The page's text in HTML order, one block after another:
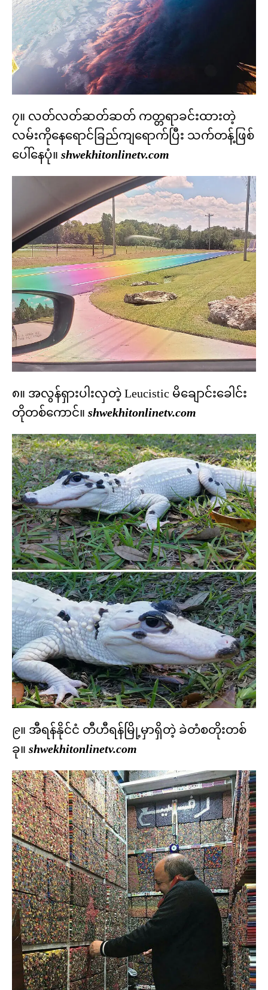
၇။ လတ်လတ်ဆတ်ဆတ် ကတ္တရာခင်းထားတဲ့
လမ်းကိုနေရောင်ခြည်ကျရောက်ပြီး သက်တန့်ဖြစ်
ပေါ်နေပုံ။ shwekhitonlinetv.com
၈။ အလွန်ရှားပါးလှတဲ့ Leucistic မိချောင်းခေါင်း
တိုတစ်ကောင်။ shwekhitonlinetv.com
၉။ အီရန်နိုင်ငံ တီဟီရန်မြို့မှာရှိတဲ့ ခဲတံစတိုးတစ်
ခု။ shwekhitonlinetv.com